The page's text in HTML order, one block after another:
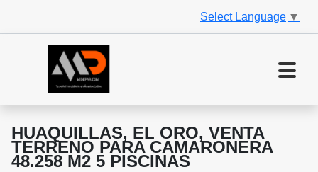
Select Language ▼
HUAQUILLAS, EL ORO, VENTA
TERRENO PARA CAMARONERA
48.258 M2 5 PISCINAS